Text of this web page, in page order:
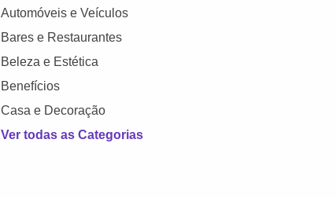
Automóveis e Veículos
Bares e Restaurantes
Beleza e Estética
Benefícios
Casa e Decoração
Ver todas as Categorias